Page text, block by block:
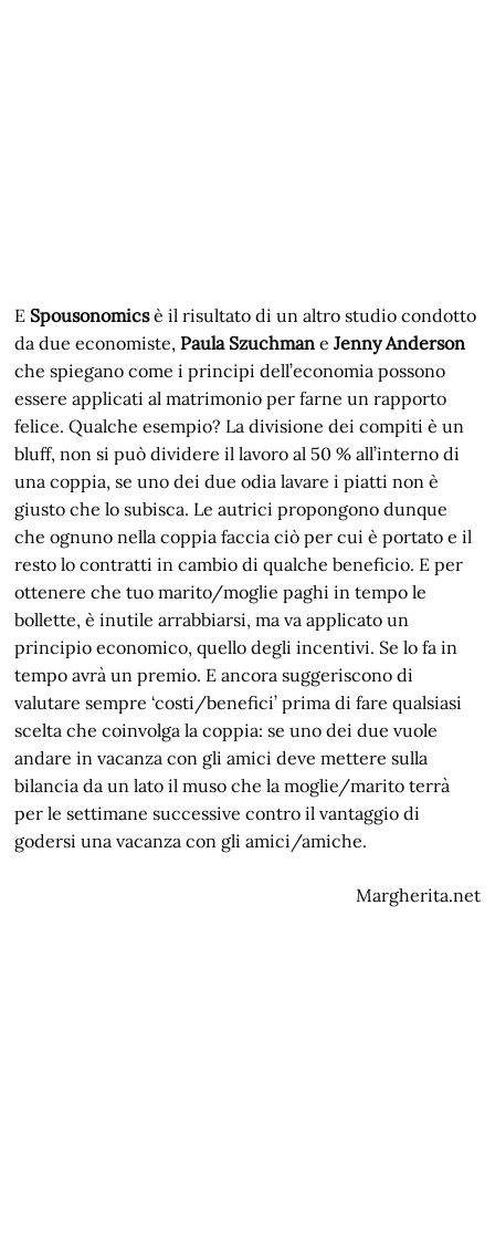
E Spousonomicsè il risultato di un altro studio condotto
da due economiste,Paula Szuchmane Jenny Anderson
che spiegano come i principi dell’economia possono
essere applicati al matrimonio per farne un rapporto
felice. Qualche esempio? La divisione dei compiti è un
bluff, non si può dividere il lavoro al 50 % all’interno di
una coppia, se uno dei due odia lavare i piatti non è
giusto che lo subisca. Le autrici propongono dunque
che ognuno nella coppia faccia ciò per cui è portato e il
resto lo contratti in cambio di qualche beneficio. E per
ottenere che tuo marito/moglie paghi in tempo le
bollette, è inutile arrabbiarsi, ma va applicato un
principio economico, quello degli incentivi. Se lo fa in
tempo avrà un premio. E ancora suggeriscono di
valutare sempre ‘costi/benefici’ prima di fare qualsiasi
scelta che coinvolga la coppia: se uno dei due vuole
andare in vacanza con gli amici deve mettere sulla
bilancia da un lato il muso che la moglie/marito terrà
per le settimane successive contro il vantaggio di
godersi una vacanza con gli amici/amiche.
Margherita.net